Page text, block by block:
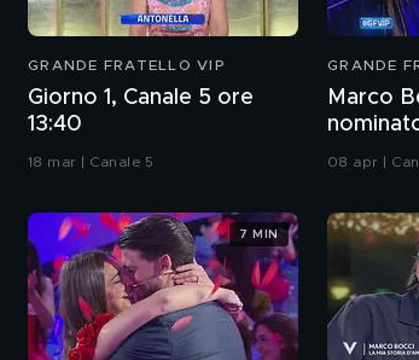
GRANDE FRATELLO VIP
Giorno 1, Canale 5 ore
13:40
18 mar | Canale 5
GRANDE
Marco
nella
08 apr |
7 MIN